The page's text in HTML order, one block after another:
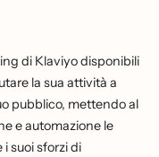
di Klaviyo disponibili
la sua attività a
pubblico, mettendo al
e automazione le
suoi sforzi di